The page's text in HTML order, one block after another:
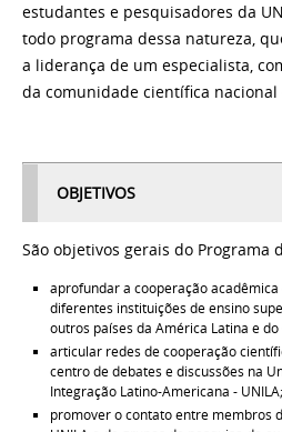
estudantes e pesquisadores da
todo programa dessa natureza,
a liderança de um especialista,
da comunidade científica
OBJETIVOS
São objetivos gerais do Programa
aprofundar a cooperação
diferentes instituições de ensino
outros países da América Latina e do
articular redes de cooperação
centro de debates e discussões na
Integração Latino-Americana - UNILA;
promover o contato entre membros